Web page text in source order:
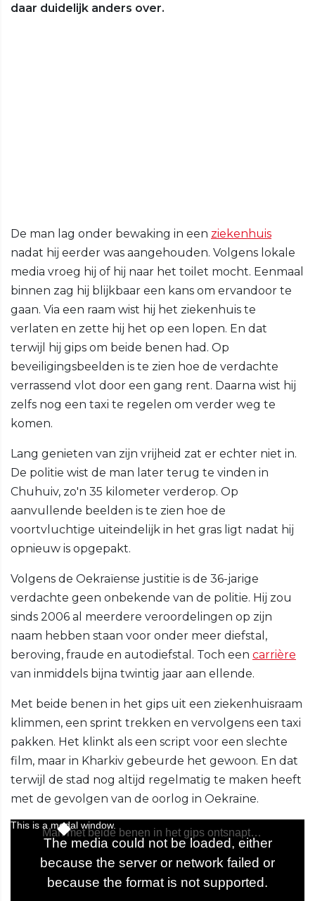
daar duidelijk anders over.
De man lag onder bewaking in een ziekenhuis
nadat hij eerder was aangehouden. Volgens lokale
media vroeg hij of hij naar het toilet mocht. Eenmaal
binnen zag hij blijkbaar een kans om ervandoor te
gaan. Via een raam wist hij het ziekenhuis te
verlaten en zette hij het op een lopen. En dat
terwijl hij gips om beide benen had. Op
beveiligingsbeelden is te zien hoe de verdachte
verrassend vlot door een gang rent. Daarna wist hij
zelfs nog een taxi te regelen om verder weg te
komen.
Lang genieten van zijn vrijheid zat er echter niet in.
De politie wist de man later terug te vinden in
Chuhuiv, zo'n 35 kilometer verderop. Op
aanvullende beelden is te zien hoe de
voortvluchtige uiteindelijk in het gras ligt nadat hij
opnieuw is opgepakt.
Volgens de Oekraïense justitie is de 36-jarige
verdachte geen onbekende van de politie. Hij zou
sinds 2006 al meerdere veroordelingen op zijn
naam hebben staan voor onder meer diefstal,
beroving, fraude en autodiefstal. Toch een carrière
van inmiddels bijna twintig jaar aan ellende.
Met beide benen in het gips uit een ziekenhuisraam
klimmen, een sprint trekken en vervolgens een taxi
pakken. Het klinkt als een script voor een slechte
film, maar in Kharkiv gebeurde het gewoon. En dat
terwijl de stad nog altijd regelmatig te maken heeft
met de gevolgen van de oorlog in Oekraïne.